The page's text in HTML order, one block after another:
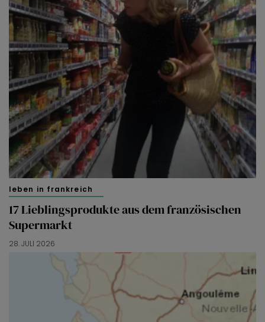
leben in frankreich
17 Lieblingsprodukte aus dem französischen
Supermarkt
28. JULI 2026